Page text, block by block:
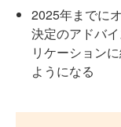
2025年までに
決定のアドバ
リケーション
ようになる